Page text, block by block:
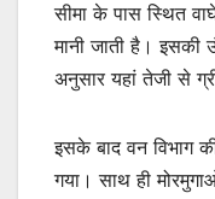
सीमा के पास स्थित
मानी जाती है।
अनुसार यहां तेजी से
इसके बाद वन विभाग
गया। साथ ही